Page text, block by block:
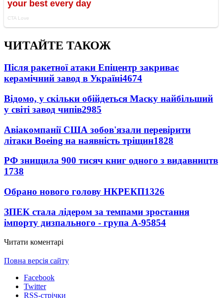
ЧИТАЙТЕ ТАКОЖ
Після ракетної атаки Епіцентр закриває
керамічний завод в Україні4674
Відомо, у скільки обійдеться Маску найбільший
у світі завод чипів2985
Авіакомпанії США зобов'язали перевірити
літаки Boeing на наявність тріщин1828
РФ знищила 900 тисяч книг одного з видавництв
1738
Обрано нового голову НКРЕКП1326
ЗПЕК стала лідером за темпами зростання
імпорту дизпального - група А-95854
Читати коментарі
Повна версія сайту
Facebook
Twitter
RSS-стрічки